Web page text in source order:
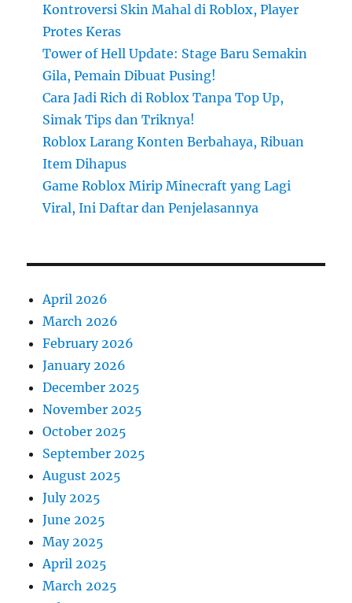
Kontroversi Skin Mahal di Roblox, Player
Protes Keras
Tower of Hell Update: Stage Baru Semakin
Gila, Pemain Dibuat Pusing!
Cara Jadi Rich di Roblox Tanpa Top Up,
Simak Tips dan Triknya!
Roblox Larang Konten Berbahaya, Ribuan
Item Dihapus
Game Roblox Mirip Minecraft yang Lagi
Viral, Ini Daftar dan Penjelasannya
April 2026
March 2026
February 2026
January 2026
December 2025
November 2025
October 2025
September 2025
August 2025
July 2025
June 2025
May 2025
April 2025
March 2025